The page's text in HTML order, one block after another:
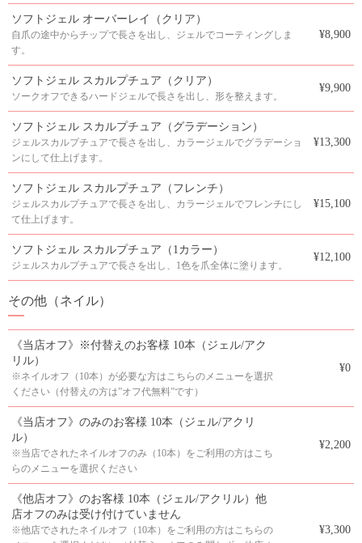
ソフトジェル オーバーレイ（クリア）
自爪の途中からチップで長さを出し、ジェルでコーティングしま
す。
¥8,900
ソフトジェル スカルプチュア（クリア）
ソークオフできるハードジェルで長さを出し、形を整えます。
¥9,900
ソフトジェル スカルプチュア（グラデーション）
ジェルスカルプチュアで長さを出し、カラージェルでグラデーショ
ンにして仕上げます。
¥13,300
ソフトジェル スカルプチュア（フレンチ）
ジェルスカルプチュアで長さを出し、カラージェルでフレンチにし
て仕上げます。
¥15,100
ソフトジェル スカルプチュア（1カラー）
ジェルスカルプチュアで長さを出し、1色を爪全体に塗ります。
¥12,100
その他（ネイル）
《当店オフ》※付替えのお客様 10本（ジェル/アク
リル）
※ネイルオフ（10本）が必要な方はこちらのメニューを選択
ください（付替えの方は”オフ代無料”です）
¥0
《当店オフ》のみのお客様 10本（ジェル/アクリ
ル）
※当店でされたネイルオフのみ（10本）をご利用の方はこち
らのメニューを選択ください
¥2,200
《他店オフ》のお客様 10本（ジェル/アクリル）他
店オフのみは受け付けていません
※他店でされたネイルオフ（10本）をご利用の方はこちらの
¥3,300